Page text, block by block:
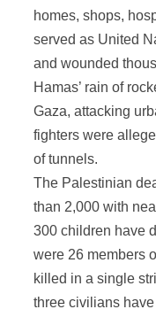
homes, shops,
served as United
and wounded
Hamas’ rain of
Gaza, attacking
fighters were
of tunnels.
The Palestinian
than 2,000 with
300 children have
were 26 members
killed in a single
three civilians